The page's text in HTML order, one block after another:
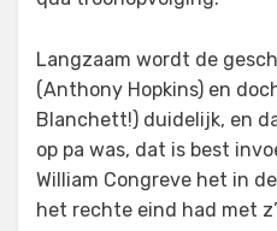
Langzaam wordt de
(Anthony Hopkins) en
Blanchett!) duidelijk, en
op pa was, dat is best
William Congreve het in
het rechte eind had met